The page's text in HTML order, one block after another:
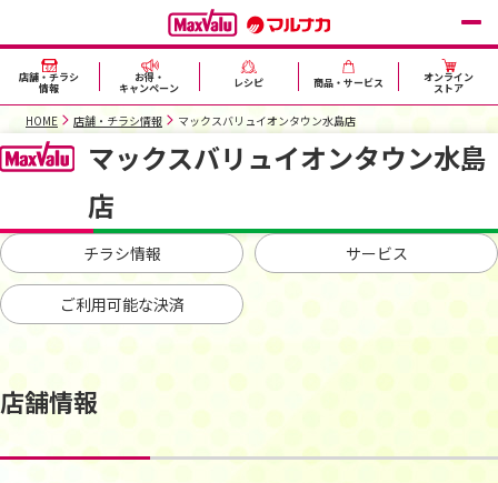
店舗・チラシ
情報
お得・
キャンペーン レシピ 商品・サービス オンライン
ストア
HOME 店舗・チラシ情報 マックスバリュイオンタウン水島店
マックスバリュイオンタウン水島
店
チラシ情報 サービス
ご利用可能な決済
店舗情報